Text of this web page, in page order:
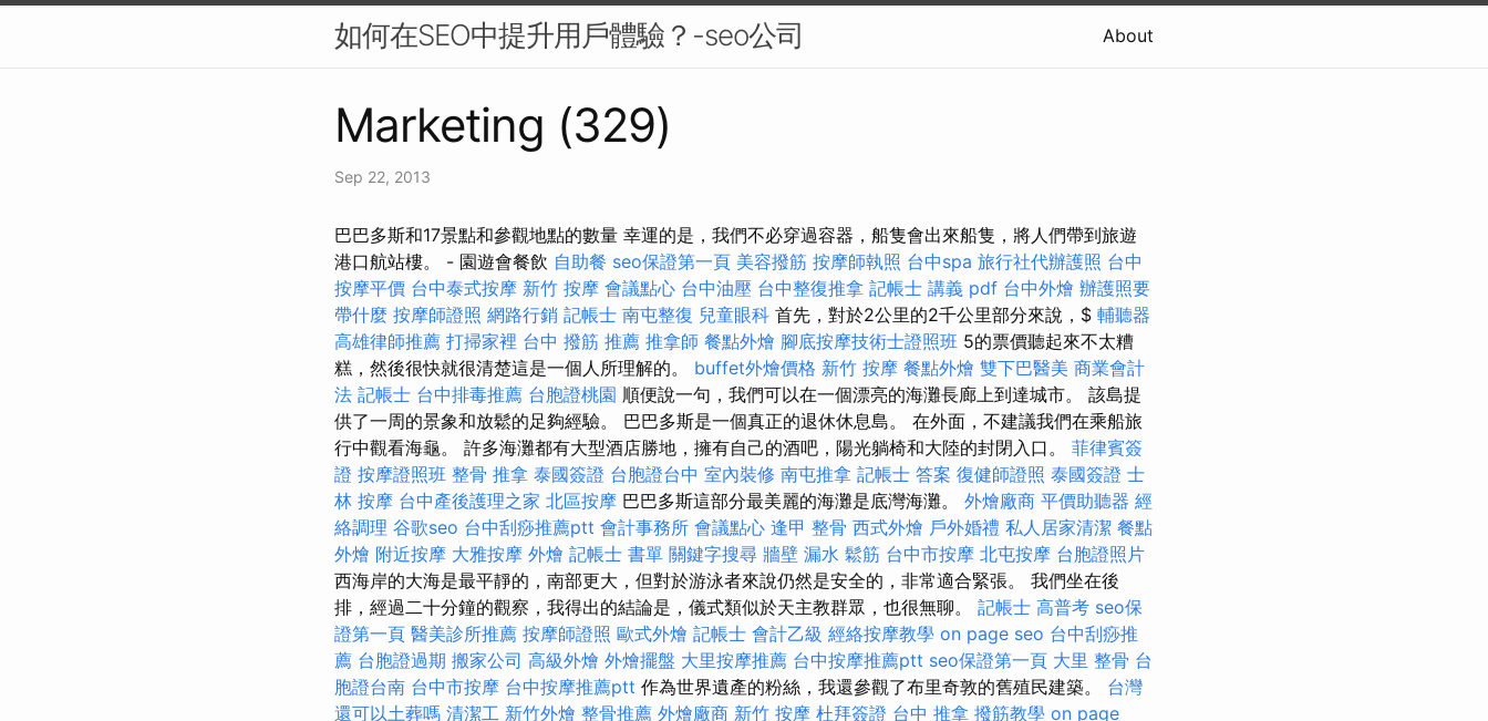
如何在SEO中提升用戶體驗？-seo公司 About
Marketing (329)
Sep 22, 2013
巴巴多斯和17景點和參觀地點的數量 幸運的是，我們不必穿過容器，船隻會出來船隻，將人們帶到旅遊
港口航站樓。 - 園遊會餐飲 自助餐 seo保證第一頁 美容撥筋 按摩師執照 台中spa 旅行社代辦護照 台中
按摩平價 台中泰式按摩 新竹 按摩 會議點心 台中油壓 台中整復推拿 記帳士 講義 pdf 台中外燴 辦護照要
帶什麼 按摩師證照 網路行銷 記帳士 南屯整復 兒童眼科 首先，對於2公里的2千公里部分來說，$ 輔聽器
高雄律師推薦 打掃家裡 台中 撥筋 推薦 推拿師 餐點外燴 腳底按摩技術士證照班 5的票價聽起來不太糟
糕，然後很快就很清楚這是一個人所理解的。 buffet外燴價格 新竹 按摩 餐點外燴 雙下巴醫美 商業會計
法 記帳士 台中排毒推薦 台胞證桃園 順便說一句，我們可以在一個漂亮的海灘長廊上到達城市。 該島提
供了一周的景象和放鬆的足夠經驗。 巴巴多斯是一個真正的退休休息島。 在外面，不建議我們在乘船旅
行中觀看海龜。 許多海灘都有大型酒店勝地，擁有自己的酒吧，陽光躺椅和大陸的封閉入口。 菲律賓簽
證 按摩證照班 整骨 推拿 泰國簽證 台胞證台中 室內裝修 南屯推拿 記帳士 答案 復健師證照 泰國簽證 士
林 按摩 台中產後護理之家 北區按摩 巴巴多斯這部分最美麗的海灘是底灣海灘。 外燴廠商 平價助聽器 經
絡調理 谷歌seo 台中刮痧推薦ptt 會計事務所 會議點心 逢甲 整骨 西式外燴 戶外婚禮 私人居家清潔 餐點
外燴 附近按摩 大雅按摩 外燴 記帳士 書單 關鍵字搜尋 牆壁 漏水 鬆筋 台中市按摩 北屯按摩 台胞證照片
西海岸的大海是最平靜的，南部更大，但對於游泳者來說仍然是安全的，非常適合緊張。 我們坐在後
排，經過二十分鐘的觀察，我得出的結論是，儀式類似於天主教群眾，也很無聊。 記帳士 高普考 seo保
證第一頁 醫美診所推薦 按摩師證照 歐式外燴 記帳士 會計乙級 經絡按摩教學 on page seo 台中刮痧推
薦 台胞證過期 搬家公司 高級外燴 外燴擺盤 大里按摩推薦 台中按摩推薦ptt seo保證第一頁 大里 整骨 台
胞證台南 台中市按摩 台中按摩推薦ptt 作為世界遺產的粉絲，我還參觀了布里奇敦的舊殖民建築。 台灣
還可以土葬嗎 清潔工 新竹外燴 整骨推薦 外燴廠商 新竹 按摩 杜拜簽證 台中 推拿 撥筋教學 on page